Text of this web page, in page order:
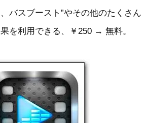
バスブースト”やその他のたくさん
を利用できる、￥250 → 無料。